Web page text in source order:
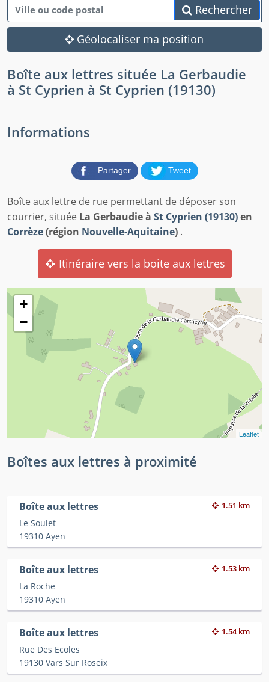
Rechercher
Géolocaliser ma position
Boîte aux lettres située La Gerbaudie
à St Cyprien à St Cyprien (19130)
Informations
Partager Tweet
Boîte aux lettre de rue permettant de déposer son
courrier, située La Gerbaudie à St Cyprien (19130)en
Corrèze(région Nouvelle-Aquitaine) .
Itinéraire vers la boite aux lettres
+
−
Leaflet
Boîtes aux lettres à proximité
Boîte aux lettres 1.51 km
Le Soulet
19310 Ayen
Boîte aux lettres 1.53 km
La Roche
19310 Ayen
Boîte aux lettres 1.54 km
Rue Des Ecoles
19130 Vars Sur Roseix